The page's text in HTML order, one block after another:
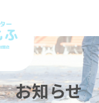
お知らせ